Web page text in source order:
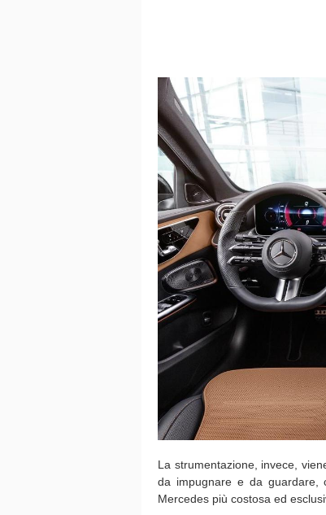
La strumentazione, invece,
da impugnare e da guardare,
Mercedes più costosa ed